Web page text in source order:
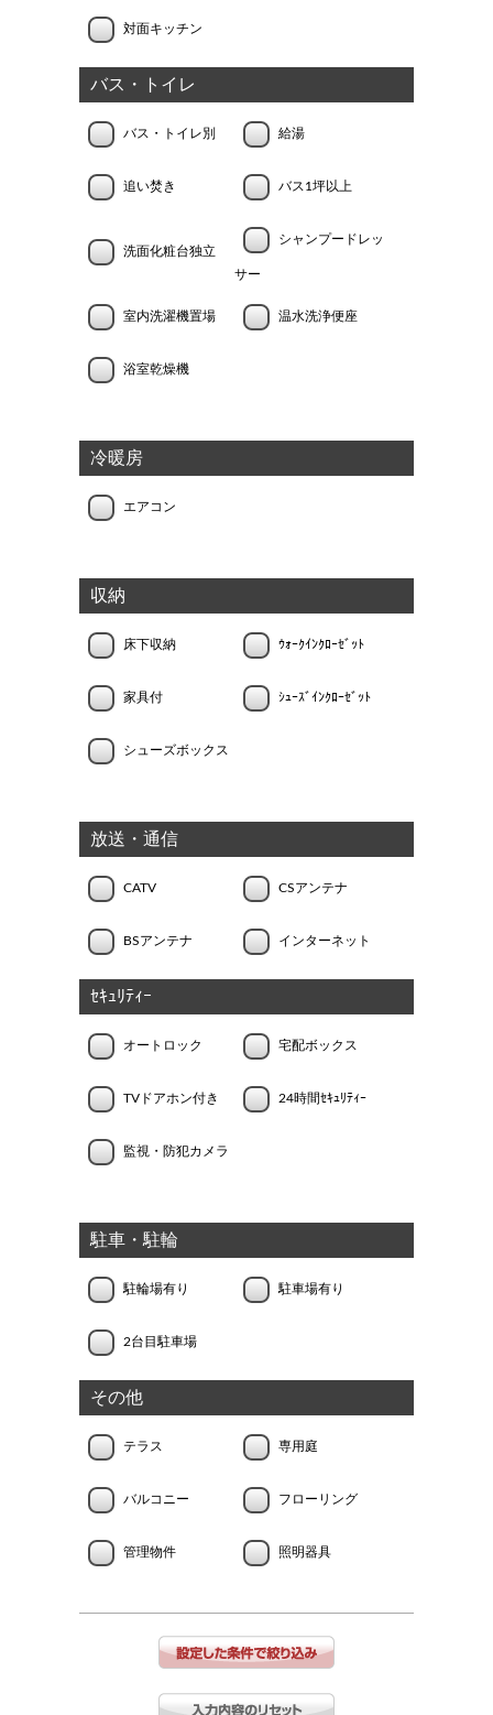
対面キッチン
バス・トイレ
バス・トイレ別 給湯
追い焚き バス1坪以上
洗面化粧台独立
シャンプードレッ
サー
室内洗濯機置場 温水洗浄便座
浴室乾燥機
冷暖房
エアコン
収納
床下収納 ｳｫｰｸｲﾝｸﾛｰｾﾞｯﾄ
家具付 ｼｭｰｽﾞｲﾝｸﾛｰｾﾞｯﾄ
シューズボックス
放送・通信
CATV CSアンテナ
BSアンテナ インターネット
ｾｷｭﾘﾃｨｰ
オートロック 宅配ボックス
TVドアホン付き 24時間ｾｷｭﾘﾃｨｰ
監視・防犯カメラ
駐車・駐輪
駐輪場有り 駐車場有り
2台目駐車場
その他
テラス 専用庭
バルコニー フローリング
管理物件 照明器具